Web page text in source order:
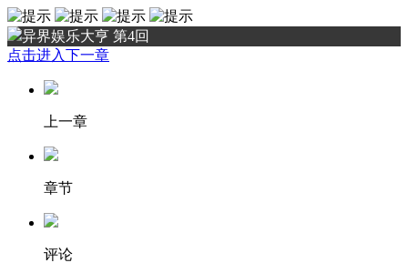
异界娱乐大亨 第4回
点击进入下一章
上一章
章节
评论